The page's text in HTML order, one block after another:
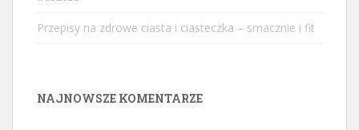
Przepisy na zdrowe ciasta i ciasteczka – smacznie i fit
NAJNOWSZE KOMENTARZE